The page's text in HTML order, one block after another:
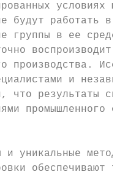
условиях
будут работать в
группы в ее среде
воспроизводит
производства.
и
что результаты
промышленного
и уникальные